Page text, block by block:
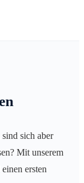
sich aber
Mit unserem
ersten